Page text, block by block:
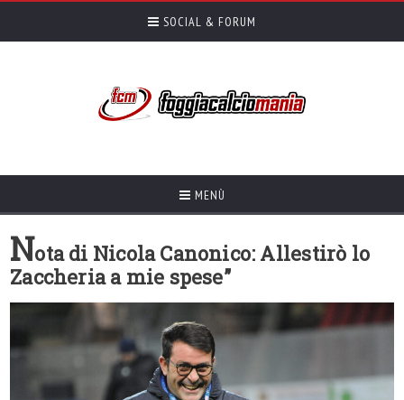
SOCIAL & FORUM
MENÙ
Nota di Nicola Canonico: Allestirò lo
Zaccheria a mie spese”